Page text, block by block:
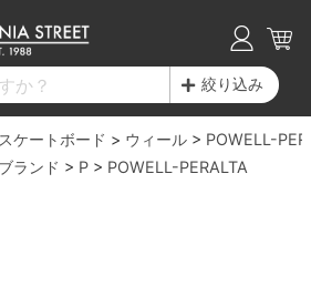
絞り込み
スケートボード ウィール
POWELL-
ブランド P POWELL-PERALTA
注文は当日発送！
以上で送料無料！
！10日と20日は3倍！
注文は当日発送！
以上で送料無料！
！10日と20日は3倍！
注文は当日発送！
以上で送料無料！
！10日と20日は3倍！
注文は当日発送！
以上で送料無料！
！10日と20日は3倍！
注文は当日発送！
以上で送料無料！
！10日と20日は3倍！
注文は当日発送！
以上で送料無料！
！10日と20日は3倍！
注文は当日発送！
以上で送料無料！
！10日と20日は3倍！
注文は当日発送！
以上で送料無料！
！10日と20日は3倍！
注文は当日発送！
以上で送料無料！
！10日と20日は3倍！